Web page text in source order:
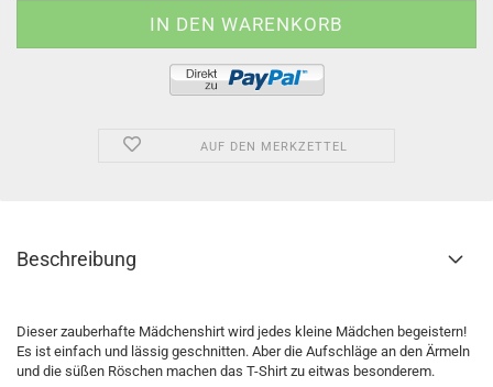
AUF DEN MERKZETTEL
Beschreibung
Dieser zauberhafte Mädchenshirt wird jedes kleine Mädchen begeistern!
Es ist einfach und lässig geschnitten. Aber die Aufschläge an den Ärmeln
und die süßen Röschen machen das T-Shirt zu eitwas besonderem.